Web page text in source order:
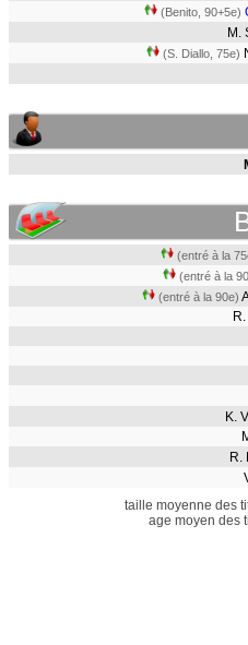
(Benito, 90+5e)
M.
(S. Diallo, 75e)
(entré à la
(entré à la
(entré à la 90e)
K.
R.
taille moyenne des
age moyen des